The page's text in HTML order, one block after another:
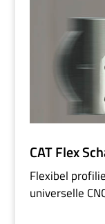
CAT Flex
Flexibel
universelle